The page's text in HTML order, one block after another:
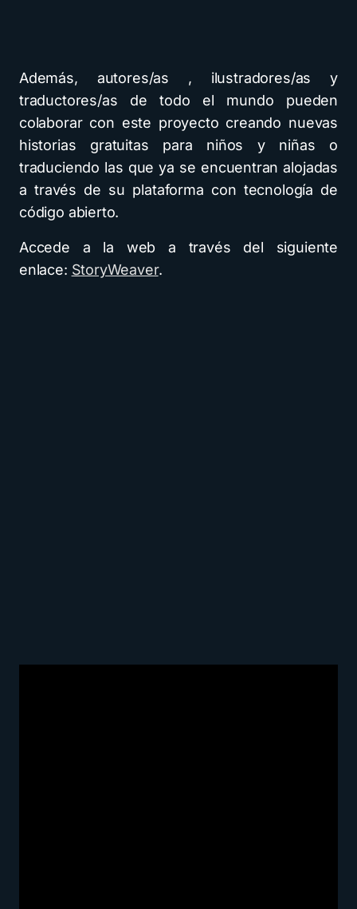
Además, autores/as , ilustradores/as y
traductores/as de todo el mundo pueden
colaborar con este proyecto creando nuevas
historias gratuitas para niños y niñas o
traduciendo las que ya se encuentran alojadas
a través de su plataforma con tecnología de
código abierto.
Accede a la web a través del siguiente
enlace: StoryWeaver.